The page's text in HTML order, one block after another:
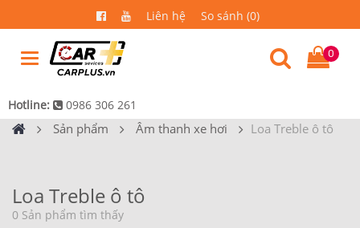
Liên hệ So sánh (0)
0
Hotline: 0986 306 261
Sản phẩm Âm thanh xe hơi Loa Treble ô tô
Loa Treble ô tô
0 Sản phẩm tìm thấy